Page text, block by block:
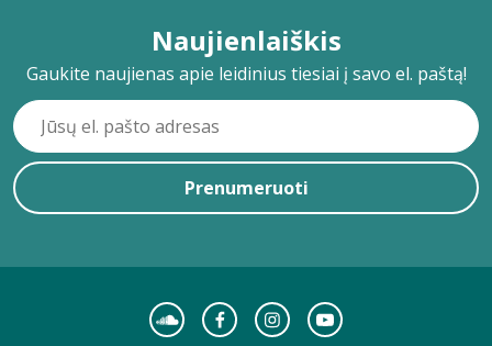
Naujienlaiškis
Gaukite naujienas apie leidinius tiesiai į savo el. paštą!
Prenumeruoti